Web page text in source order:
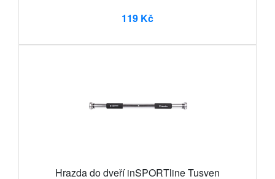
119 Kč
Hrazda do dveří inSPORTline Tusven